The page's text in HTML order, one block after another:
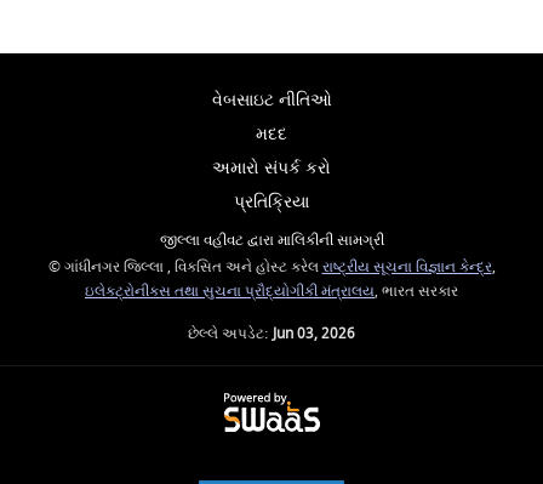
વેબસાઇટ નીતિઓ
મદદ
અમારો સંપર્ક કરો
પ્રતિક્રિયા
જીલ્લા વહીવટ દ્વારા માલિકીની સામગ્રી
© ગાંધીનગર જિલ્લા , વિકસિત અને હોસ્ટ કરેલરાષ્ટ્રીય સૂચના વિજ્ઞાન કેન્દ્ર,
ઇલેક્ટ્રોનીક્સ તથા સુચના પ્રૌદ્યોગીકી મંત્રાલય, ભારત સરકાર
છેલ્લે અપડેટ:Jun 03, 2026